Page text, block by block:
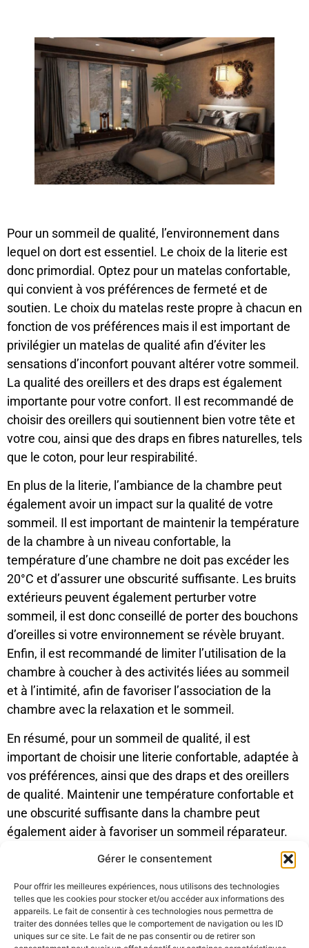
Gérer le consentement
Pour offrir les meilleures expériences, nous utilisons des technologies
telles que les cookies pour stocker et/ou accéder aux informations des
appareils. Le fait de consentir à ces technologies nous permettra de
traiter des données telles que le comportement de navigation ou les ID
uniques sur ce site. Le fait de ne pas consentir ou de retirer son
Pour un sommeil de qualité, l’environnement dans
lequel on dort est essentiel. Le choix de la literie est
donc primordial. Optez pour un matelas confortable,
qui convient à vos préférences de fermeté et de
soutien. Le choix du matelas reste propre à chacun en
fonction de vos préférences mais il est important de
privilégier un matelas de qualité afin d’éviter les
sensations d’inconfort pouvant altérer votre sommeil.
La qualité des oreillers et des draps est également
importante pour votre confort. Il est recommandé de
choisir des oreillers qui soutiennent bien votre tête et
votre cou, ainsi que des draps en fibres naturelles, tels
que le coton, pour leur respirabilité.
En plus de la literie, l’ambiance de la chambre peut
également avoir un impact sur la qualité de votre
sommeil. Il est important de maintenir la température
de la chambre à un niveau confortable, la
température d’une chambre ne doit pas excéder les
20°C et d’assurer une obscurité suffisante. Les bruits
extérieurs peuvent également perturber votre
sommeil, il est donc conseillé de porter des bouchons
d’oreilles si votre environnement se révèle bruyant.
Enfin, il est recommandé de limiter l’utilisation de la
chambre à coucher à des activités liées au sommeil
et à l’intimité, afin de favoriser l’association de la
chambre avec la relaxation et le sommeil.
En résumé, pour un sommeil de qualité, il est
important de choisir une literie confortable, adaptée à
vos préférences, ainsi que des draps et des oreillers
de qualité. Maintenir une température confortable et
une obscurité suffisante dans la chambre peut
également aider à favoriser un sommeil réparateur.
Enfin, le limiteur d’utilisation de la chambre à coucher
à des activités liées au sommeil et à l’intimité peut
aider à associer la chambre à la relaxation et au
sommeil.